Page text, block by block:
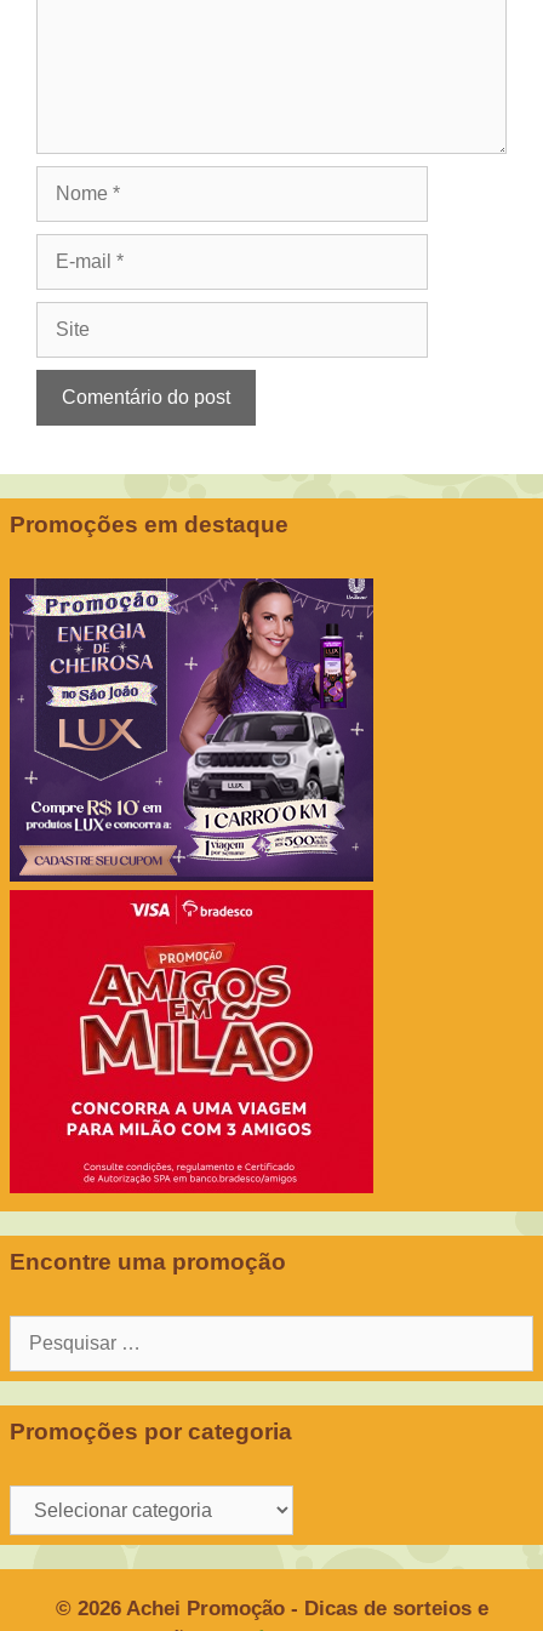
Promoções em destaque
Encontre uma promoção
Promoções por categoria
Promoções
por
© 2026 Achei Promoção - Dicas de sorteios e